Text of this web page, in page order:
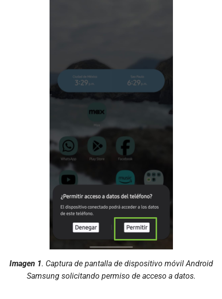
Imagen 1. Captura de pantalla de dispositivo móvil Android
Samsung solicitando permiso de acceso a datos.